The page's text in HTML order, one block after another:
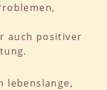
auch positiver
lebenslange,